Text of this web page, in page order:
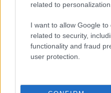
related to personalization.
I want to allow Google to
related to security,
functionality and fraud
user protection.